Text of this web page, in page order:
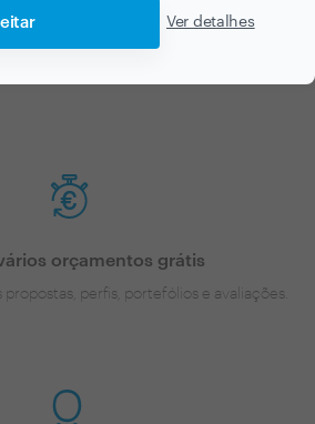
Ver detalhes
pedido sem compromisso
explicando-nos aquilo de que
orçamentos grátis
perfis, portefólios e avaliações.